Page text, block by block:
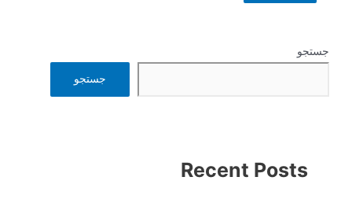
جستجو
جستجو
Recent Posts